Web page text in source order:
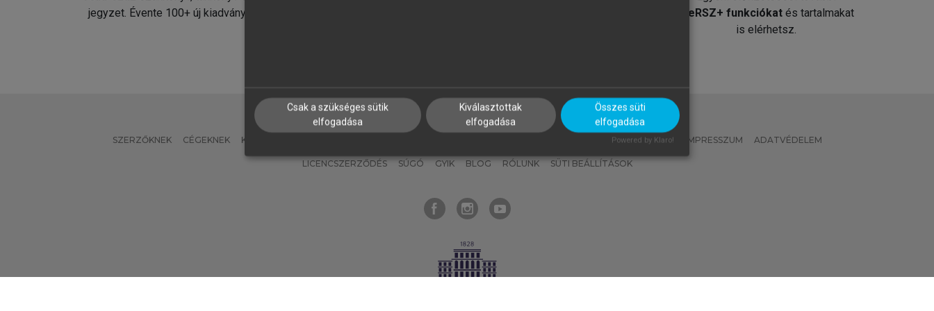
jegyzet. Évente 100+ új kiadvány.
MeRSZ+ funkciókat és tartalmakat
is elérhetsz.
SZERZŐKNEK CÉGEKNEK KÖNYVTÁROSOKNAK MI – ÁLTALÁNOS IRÁNYELVEK IMPRESSZUM ADATVÉDELEM
LICENCSZERZŐDÉS SÚGÓ GYIK BLOG RÓLUNK SÜTI BEÁLLÍTÁSOK
Csak a szükséges sütik
elfogadása
Kiválasztottak
elfogadása
Összes süti
elfogadása
Powered by Klaro!